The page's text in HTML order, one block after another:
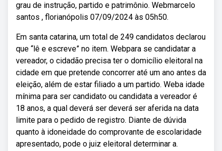
grau de instrução, partido e patrimônio. Webmarcelo
santos , florianópolis 07/09/2024 às 05h50.
Em santa catarina, um total de 249 candidatos declarou
que “lê e escreve” no item. Webpara se candidatar a
vereador, o cidadão precisa ter o domicílio eleitoral na
cidade em que pretende concorrer até um ano antes da
eleição, além de estar filiado a um partido. Weba idade
mínima para ser candidato ou candidata a vereador é
18 anos, a qual deverá ser deverá ser aferida na data
limite para o pedido de registro. Diante de dúvida
quanto à idoneidade do comprovante de escolaridade
apresentado, pode o juiz eleitoral determinar a.